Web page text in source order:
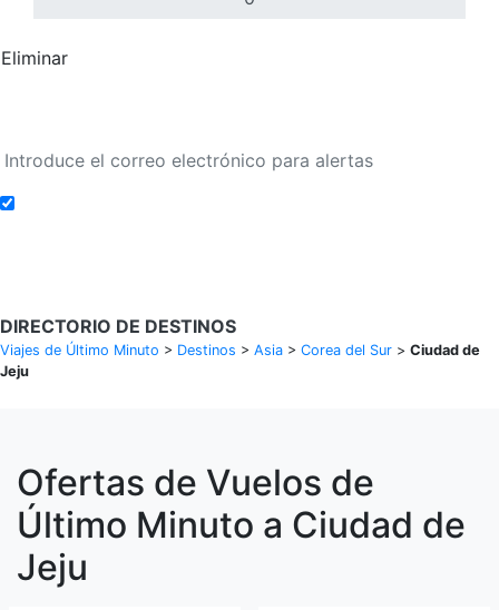
Eliminar
DIRECTORIO DE DESTINOS
Viajes de Último Minuto > Destinos > Asia > Corea del Sur > Ciudad de
Jeju
Ofertas de Vuelos de
Último Minuto a Ciudad de
Jeju